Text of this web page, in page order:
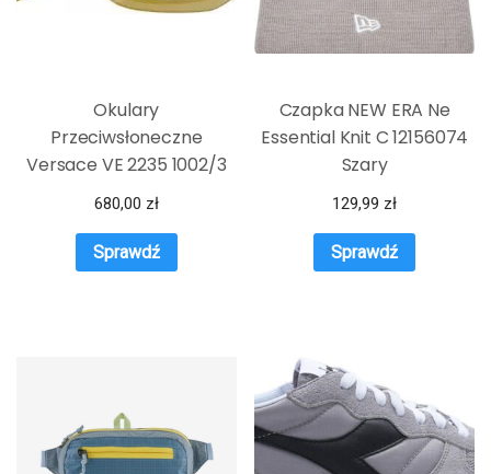
Okulary
Przeciwsłoneczne
Versace VE 2235 1002/3
680,00 zł
Sprawdź
Czapka NEW ERA Ne
Essential Knit C 12156074
Szary
129,99 zł
Sprawdź